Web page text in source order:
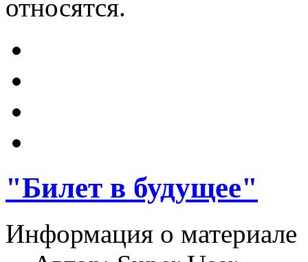
относятся.
"Билет в будущее"
Информация о материале